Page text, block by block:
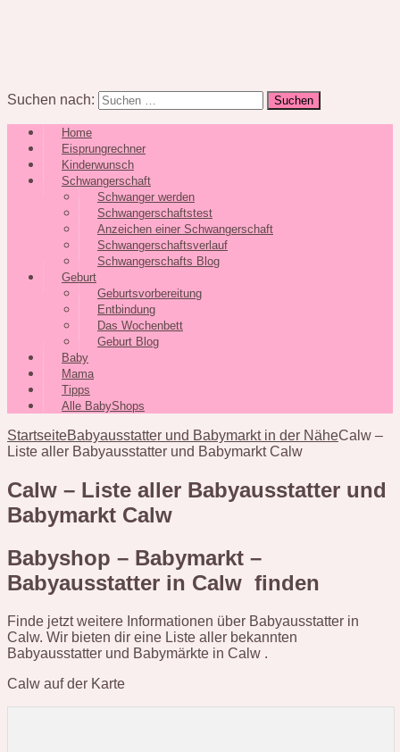
Suchen nach:
Home
Eisprungrechner
Kinderwunsch
Schwangerschaft
Schwanger werden
Schwangerschaftstest
Anzeichen einer Schwangerschaft
Schwangerschaftsverlauf
Schwangerschafts Blog
Geburt
Geburtsvorbereitung
Entbindung
Das Wochenbett
Geburt Blog
Baby
Mama
Tipps
Alle BabyShops
StartseiteBabyausstatter und Babymarkt in der NäheCalw –
Liste aller Babyausstatter und Babymarkt Calw
Calw – Liste aller Babyausstatter und
Babymarkt Calw
Babyshop – Babymarkt –
Babyausstatter in Calw finden
Finde jetzt weitere Informationen über Babyausstatter in
Calw. Wir bieten dir eine Liste aller bekannten
Babyausstatter und Babymärkte in Calw .
Calw auf der Karte